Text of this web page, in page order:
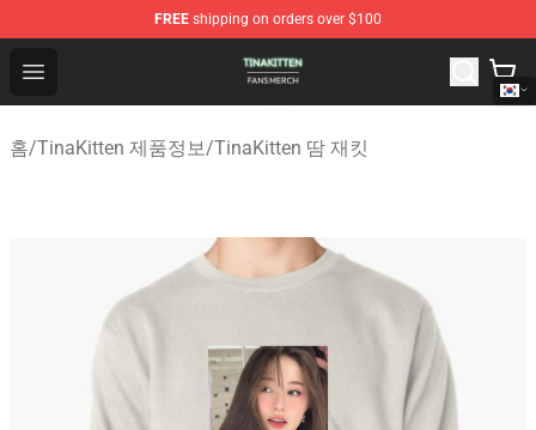
FREE shipping on orders over $100
Open menu
TinaKitten Shop - Official TinaKitten Merchandise Store
홈/TinaKitten 제품정보/TinaKitten 땀 재킷